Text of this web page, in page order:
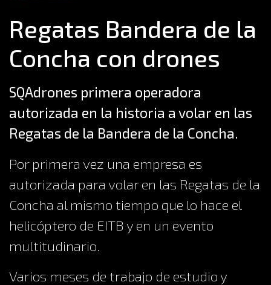
Regatas Bandera de la
Concha con drones
SQAdrones primera operadora
autorizada en la historia a volar en las
Regatas de la Bandera de la Concha.
Por primera vez una empresa es
autorizada para volar en las Regatas de la
Concha al mismo tiempo que lo hace el
helicóptero de EITB y en un evento
multitudinario.
Varios meses de trabajo de estudio y